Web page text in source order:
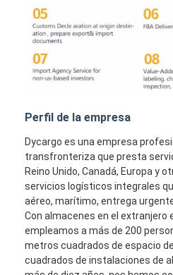
Perfil de la empresa
Dycargo es una empresa
transfronteriza que presta
Reino Unido, Canadá, Europa y
servicios logísticos integrales
aéreo, marítimo, entrega
Con almacenes en el extranjero
empleamos a más de 200
metros cuadrados de espacio
cuadrados de instalaciones de